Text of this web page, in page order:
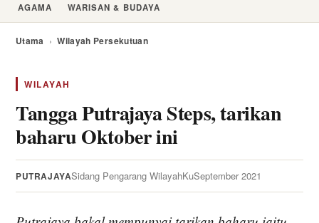
AGAMA WARISAN & BUDAYA
Utama › Wilayah Persekutuan
WILAYAH
Tangga Putrajaya Steps, tarikan
baharu Oktober ini
PUTRAJAYASidang Pengarang WilayahKuSeptember 2021